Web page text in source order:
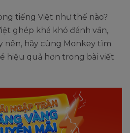
tiếng Việt như thế nào?
ghép khá khó đánh vần,
nên, hãy cùng Monkey tìm
hiệu quả hơn trong bài viết